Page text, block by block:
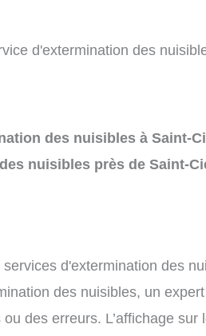
d'extermination des
des nuisibles à Saint-
nuisibles près de Saint-
d'extermination des
des nuisibles, un
des erreurs. L’affichage sur